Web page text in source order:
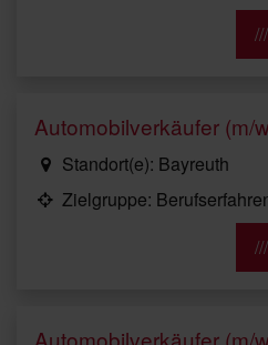
Automobilverkäufer (m/
Standort(e): Bayreuth
Zielgruppe:
Automobilverkäufer (m/